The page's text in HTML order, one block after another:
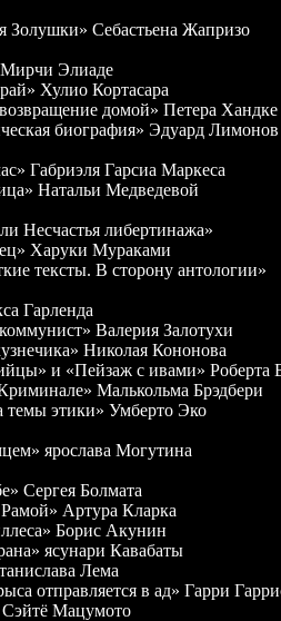
Золушки» Себастьена Жапризо
Элиаде
Хулио Кортасара
домой» Петера Хандке
биография» Эдуард Лимонов
Габриэля Гарсиа Маркеса
Натальи Медведевой
Несчастья либертинажа»
Харуки Мураками
тексты. В сторону антологии»
Гарленда
Валерия Залотухи
Николая Кононова
и «Пейзаж с ивами» Роберта
Малькольма Брэдбери
темы этики» Умберто Эко
ярослава Могутина
Сергея Болмата
Артура Кларка
Борис Акунин
ясунари Кавабаты
Лема
отправляется в ад» Гарри
Сэйтё Мацумото